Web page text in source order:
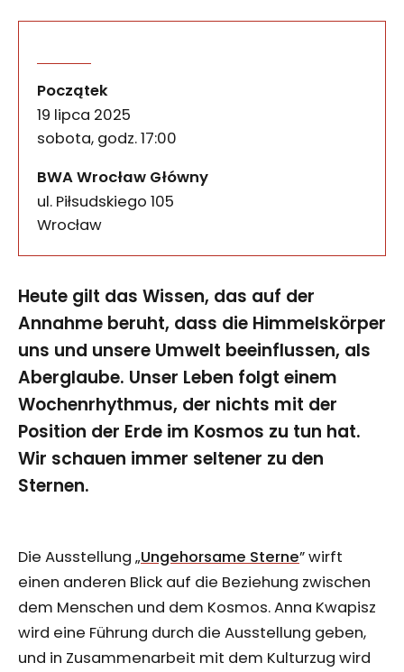
Heute gilt das Wissen, das auf der Annahme
Początek
19 lipca 2025
sobota, godz. 17:00
BWA Wrocław Główny
ul. Piłsudskiego 105
50-085
Wrocław
Heute gilt das Wissen, das auf der
Annahme beruht, dass die Himmelskörper
uns und unsere Umwelt beeinflussen, als
Aberglaube. Unser Leben folgt einem
Wochenrhythmus, der nichts mit der
Position der Erde im Kosmos zu tun hat.
Wir schauen immer seltener zu den
Sternen.
Die Ausstellung „Ungehorsame Sterne” wirft
einen anderen Blick auf die Beziehung zwischen
dem Menschen und dem Kosmos. Anna Kwapisz
wird eine Führung durch die Ausstellung geben,
und in Zusammenarbeit mit dem Kulturzug wird